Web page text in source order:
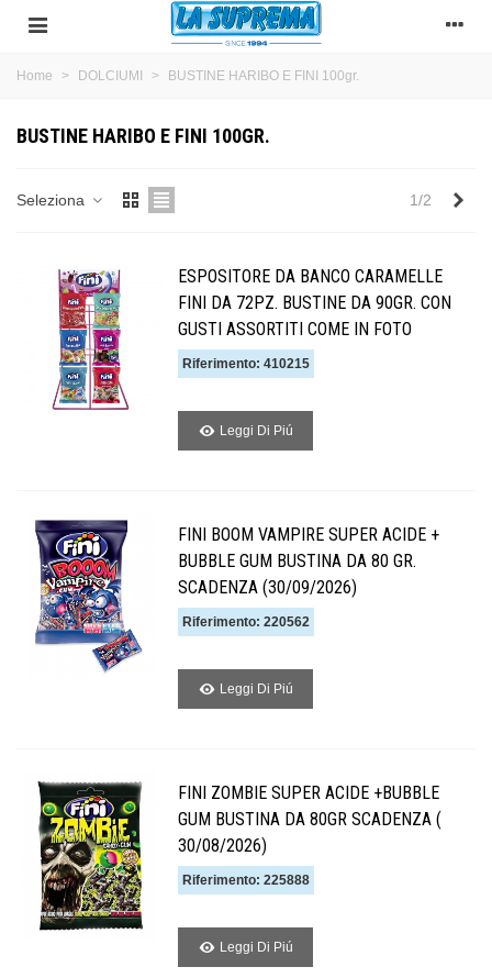
Home > DOLCIUMI > BUSTINE HARIBO E FINI 100gr.
BUSTINE HARIBO E FINI 100GR.
Seleziona 1/2
ESPOSITORE DA BANCO CARAMELLE
FINI DA 72PZ. BUSTINE DA 90GR. CON
GUSTI ASSORTITI COME IN FOTO
Riferimento: 410215
Leggi Di Piú
FINI BOOM VAMPIRE SUPER ACIDE +
BUBBLE GUM BUSTINA DA 80 GR.
SCADENZA (30/09/2026)
Riferimento: 220562
Leggi Di Piú
FINI ZOMBIE SUPER ACIDE +BUBBLE
GUM BUSTINA DA 80GR SCADENZA (
30/08/2026)
Riferimento: 225888
Leggi Di Piú